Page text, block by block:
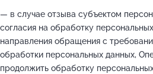
— в случае отзыва субъектом
согласия на обработку
направления обращения с
обработки персональных данных,
продолжить обработку